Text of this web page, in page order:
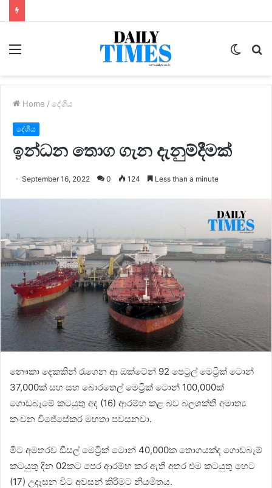
Menu
Switch
Home / දේශීය
දේශීය
ඉන්ධන තොග ගැන දැනුම්දීමක්
September 16, 2022 0 124 Less than a minute
නෞකා දෙකකින් රැගෙන ආ ඔක්ටේන් 92 පෙට්‍රල් මෙට්‍රික් ටොන්
37,000ක් සහ සහ බොරතෙල් මෙට්‍රික් ටොන් 100,000ක්
ගොඩබෑමේ කටයුතු අද (16) ආරම්භ කළ බව බලශක්ති අමාත්‍ය
කංචන විජේසේකර මහතා පවසනවා.
මීට අමතරව ඩීසල් මෙට්‍රික් ටොන් 40,000ක තොගයක්ද ගොඩබෑම්
කටයුතු දින 02කට පෙර ආරම්භ කර ඇති අතර එම කටයුතු හෙට
(17) උදෑසන විට අවසන් කිරීමට නියමිතය.